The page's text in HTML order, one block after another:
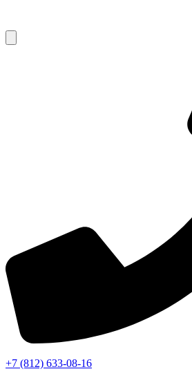
+7 (812) 633-08-16